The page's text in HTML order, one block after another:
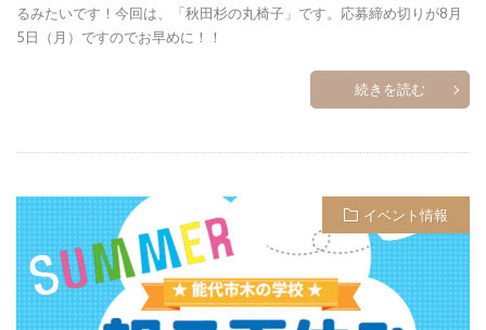
るみたいです！今回は、「秋田杉の丸椅子」です。応募締め切りが8月
5日（月）ですのでお早めに！！
続きを読む
イベント情報